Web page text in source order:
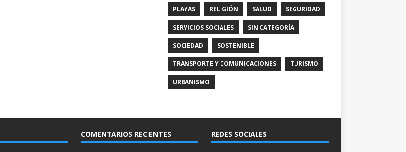
PLAYAS RELIGIÓN SALUD SEGURIDAD
SERVICIOS SOCIALES SIN CATEGORÍA
SOCIEDAD SOSTENIBLE
TRANSPORTE Y COMUNICACIONES TURISMO
URBANISMO
COMENTARIOS RECIENTES REDES SOCIALES